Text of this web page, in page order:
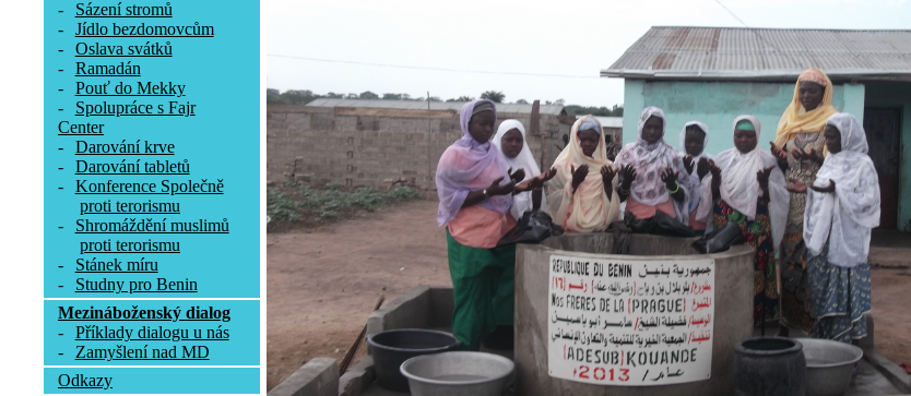
-
Sázení stromů
-
Jídlo bezdomovcům
-
Oslava svátků
-
Ramadán
-
Pouť do Mekky
-
Spolupráce s Fajr
Center
-
Darování krve
-
Darování tabletů
-
Konference Společně
proti terorismu
-
Shromáždění muslimů
proti terorismu
-
Stánek míru
-
Studny pro Benin
Mezináboženský dialog
-
Příklady dialogu u nás
-
Zamyšlení nad MD
Odkazy